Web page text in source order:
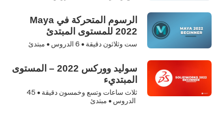
الرسوم المتحركة في Maya
2022 للمستوى المبتدئ
ست وثلاثون دقيقة • 6 الدروس • مبتدئ
سوليد ووركس 2022 – المستوى
المبتديء
ثلاث ساعات وتسع وخمسون دقيقة • 45
الدروس • مبتدئ